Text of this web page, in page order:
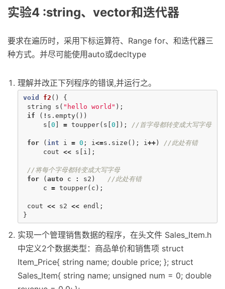
实验4 :string、vector和迭代器
要求在遍历时，采用下标运算符、Range for、和迭代器三
种方式。并尽可能使用auto或decltype
理解并改正下列程序的错误,并运行之。
void f2 ()
{
string
s ( "hello world" );
if
( ! s . empty())
s 0 = toupper( s 0 ]); //首字母都转变成大写字母
for ( int i = 0 ; i<=s . size (); i++ )
//此处有错
cout << s i ];
//将每个字母都转变成大写字母
for
( auto c : s2 )
//此处有错
c = toupper( c );
cout << s2 << endl ;
}
实现一个管理销售数据的程序，在头文件 Sales_Item.h
中定义2个数据类型：商品单价和销售项 struct
Item_Price{ string name; double price; }; struct
Sales_Item{ string name; unsigned num = 0; double